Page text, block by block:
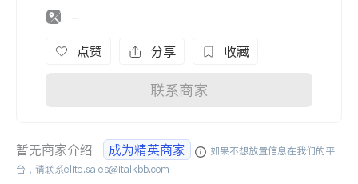
-
点赞 分享 收藏
联系商家
暂无商家介绍 成为精英商家
如果不想放置信息在我们的平
台，请联系elite.sales@italkbb.com